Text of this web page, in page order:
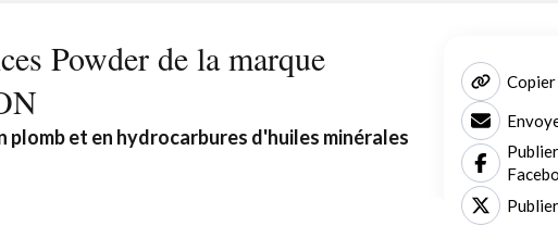
Powder de la marque
plomb et en hydrocarbures d'huiles minérales